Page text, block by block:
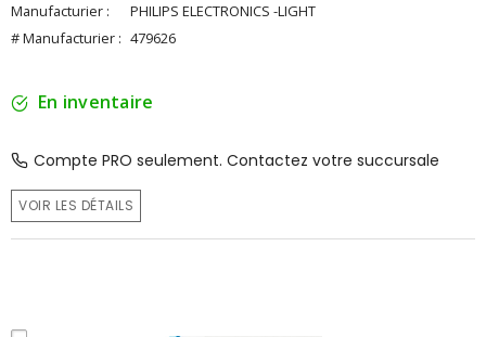
Manufacturier :
PHILIPS ELECTRONICS -LIGHT
# Manufacturier : 479626
En inventaire
Compte PRO seulement. Contactez votre succursale
VOIR LES DÉTAILS